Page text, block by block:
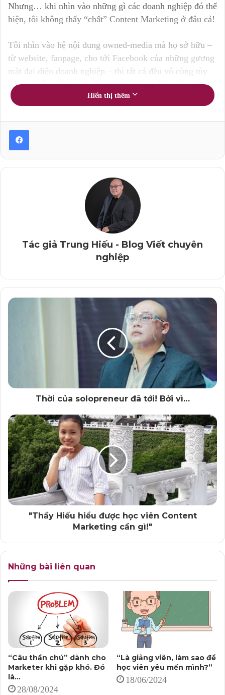
Nhưng… khi nhìn vào những gì các doanh nghiệp đó thể
hiện, tôi không thấy “chất” Content Marketing ở đâu cả!
Tôi nhìn vào hệ nội dung owned-media mà họ sở hữu –
từ website, fanpage, cho tới Facebook của những gương
mặt đại diện doanh nghiệp – thì tất cả đều vô cùng tùy
hứng, thiếu nhất quán, đặc biệt là không hấp dẫn, chẳng
mang lại giá trị cụ thể nào cả.
Tải eBook Content Marketing miễn phí, eBook PR của
Không ít doanh nghiệp nhầm lẫn khi cho rằng, họ cứ
copy, “xào xáo” các nội dung có sẵn trên mạng internet
cho… “chuẩn SEO” thì đấy là làm Content Marketing
rồi. Hay là họ tập trung vào những nội dung chạy quảng
cáo, thì đấy cũng là làm Content Marketing (?!).
Cần biết rằng, nếu không thực sự để tâm vào việc tạo ra
những nội dung giá trị và chất lượng, doanh nghiệp chưa
thể được coi là thực sự làm Content Marketing.
Thậm chí, khi biết đưa cả cái “tình” vào hệ nội dung của
mình – bằng lối viết “kể chuyện” Content Storytelling
giàu cảm xúc, có tính dẫn dắt – thì việc làm
Content
mới thực sự đạt “đỉnh”.
Tức là: Hệ nội dung của doanh nghiệp phải vừa giá trị,
chất lượng, lại vừa hấp dẫn, dễ đọc, dễ xem…
Để chia sẻ chi tiết hơn về quan điểm đó, eBookMuốn
làm Content Marketing “đỉnh”? Cần lắm một chữ
‘TÌNH”!” đã ra đời!
Tôi hy vọng rằng, eBook này có thể giúp mọi người
hiểu rõ hơn bản chất của việc triển khai giải pháp tiếp
thị bằng nội dung một cách chuyên nghiệp.
Để tải eBook nói trên, vui lòngbấm vào đây!
Tác giả: Trung Hiếu – Vietchuyennghiep.vn
Hiển thị thêm
Tác giả Trung Hiếu - Blog Viết chuyên
nghiệp
Thời của solopreneur đã tới! Bởi vì…
"Thầy Hiếu hiểu được học viên Content
Marketing cần gì!"
Những bài liên quan
“Câu thần chú” dành cho
Marketer khi gặp khó. Đó
là…
28/08/2024
“Là giảng viên, làm sao để
học viên yêu mến mình?”
18/06/2024